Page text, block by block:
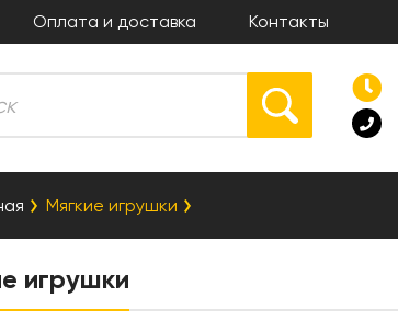
Оплата и доставка Контакты
Мягкие игрушки
игрушки